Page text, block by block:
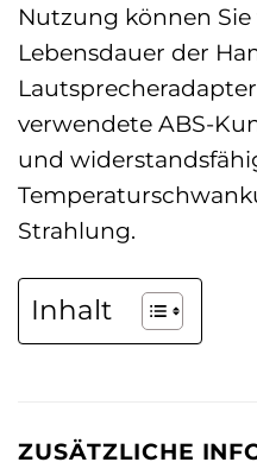
Nutzung können
Lebensdauer der
verwendete ABS-
und
Strahlung.
Inhalt
ZUSÄTZLICHE